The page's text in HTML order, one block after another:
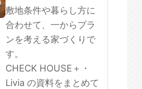
敷地条件や暮らし方に
合わせて、一からプラ
ンを考える家づくりで
す。
CHECK HOUSE＋・
Livia の資料をまとめて